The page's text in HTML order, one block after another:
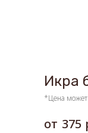
Икра
*Цена может
375